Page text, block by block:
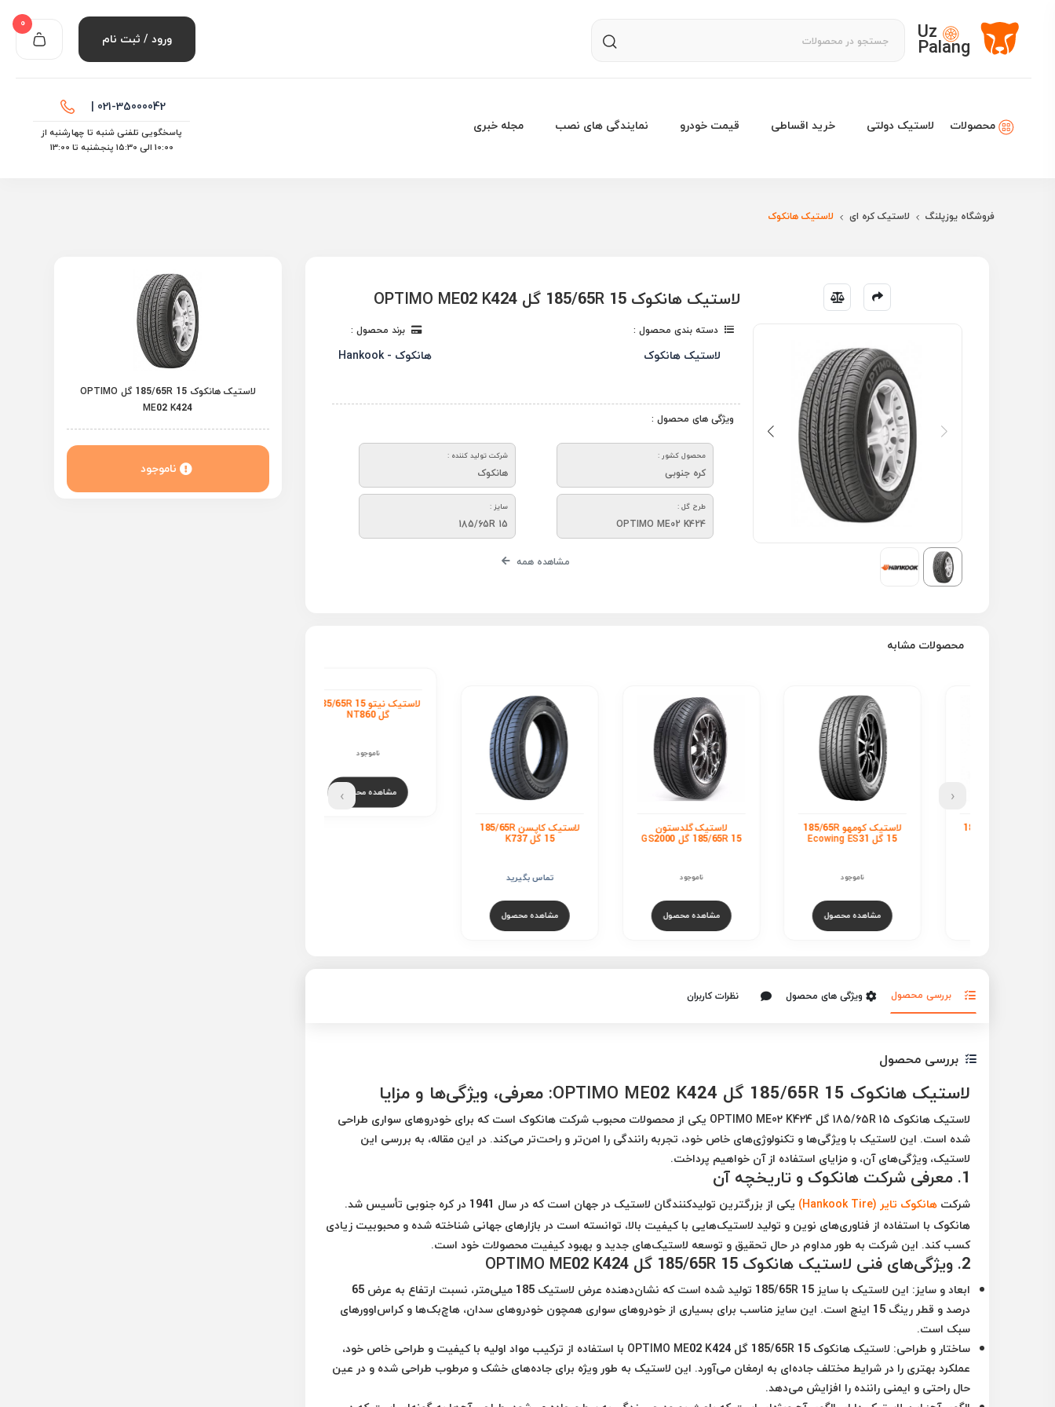
Uz
Palang ورود / ثبت نام
0
محصولات لاستیک دولتی خرید اقساطی قیمت خودرو نمایندگی های نصب مجله خبری
021-35000042 |
پاسخگویی تلفنی شنبه تا چهارشنبه از
10:00 الی ۱۵:30 پنجشنبه تا 13:00
فروشگاه یوزپلنگ لاستیک کره ای لاستیک هانکوک
لاستیک هانکوک 185/65R 15 گل OPTIMO ME02 K424
دسته بندی محصول :
لاستیک هانکوک
برند محصول :
هانکوک - Hankook
ویژگی های محصول :
محصول کشور :
کره جنوبی
شرکت تولید کننده :
هانکوک
طرح گل :
OPTIMO ME02 K424
سایز :
185/65R 15
مشاهده همه
محصولات مشابه
لاستیک کومهو 185/65R
مشاهده محصول
لاستیک گلدستون
185/65R 15 گل GS2000
مشاهده محصول
لاستیک کاپسن 185/65R
تماس بگیرید
مشاهده محصول
‹
›
بررسی محصول ویژگی های محصول نظرات کاربران
بررسی محصول
لاستیک هانکوک 185/65R 15 گل OPTIMO ME02 K424: معرفی، ویژگی‌ها و مزایا
لاستیک هانکوک 185/65R 15 گل OPTIMO ME02 K424
یکی از محصولات محبوب شرکت هانکوک است که برای خودروهای سواری طراحی
شده است. این لاستیک با ویژگی‌ها و تکنولوژی‌های خاص خود، تجربه رانندگی را امن‌تر و راحت‌تر می‌کند. در این مقاله، به بررسی این
لاستیک، ویژگی‌های آن، و مزایای استفاده از آن خواهیم پرداخت.
1. معرفی شرکت هانکوک و تاریخچه آن
شرکت هانکوک تایر(Hankook Tire)
یکی از بزرگترین تولیدکنندگان لاستیک در جهان است که در سال 1941 در کره جنوبی تأسیس شد.
هانکوک با استفاده از فناوری‌های نوین و تولید لاستیک‌هایی با کیفیت بالا، توانسته است در بازارهای جهانی شناخته شده و محبوبیت زیادی
کسب کند. این شرکت به طور مداوم در حال تحقیق و توسعه لاستیک‌های جدید و بهبود کیفیت محصولات خود است.
2. ویژگی‌های فنی لاستیک هانکوک 185/65R 15 گل OPTIMO ME02 K424
ابعاد و سایز:
این لاستیک با سایز 185/65R 15 تولید شده است که نشان‌دهنده عرض لاستیک 185 میلی‌متر، نسبت ارتفاع به عرض 65
درصد و قطر رینگ 15 اینچ است. این سایز مناسب برای بسیاری از خودروهای سواری همچون خودروهای سدان، هاچ‌بک‌ها و کراس‌اوورهای
سبک است.
ساختار و طراحی:
لاستیک هانکوک 185/65R 15 گل OPTIMO ME02 K424 با استفاده از ترکیب مواد اولیه با کیفیت و طراحی خاص خود،
عملکرد بهتری را در شرایط مختلف جاده‌ای به ارمغان می‌آورد. این لاستیک به طور ویژه برای جاده‌های خشک و مرطوب طراحی شده و در عین
حال راحتی و ایمنی راننده را افزایش می‌دهد.
لاستیک هانکوک 185/65R 15 گل OPTIMO
ME02 K424
ناموجود